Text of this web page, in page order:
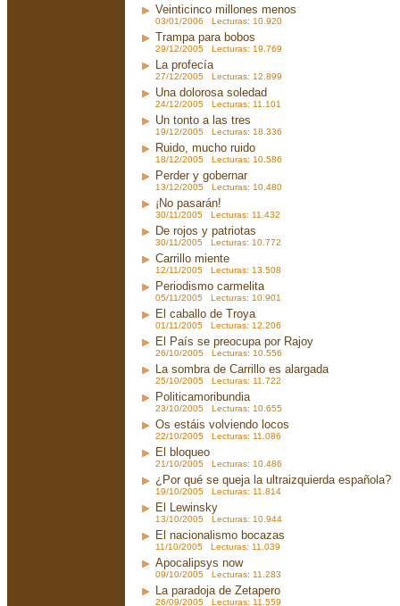
Veinticinco millones menos
03/01/2006 Lecturas: 10.920
Trampa para bobos
29/12/2005 Lecturas: 19.769
La profecía
27/12/2005 Lecturas: 12.899
Una dolorosa soledad
24/12/2005 Lecturas: 11.101
Un tonto a las tres
19/12/2005 Lecturas: 18.336
Ruido, mucho ruido
18/12/2005 Lecturas: 10.586
Perder y gobernar
13/12/2005 Lecturas: 10.480
¡No pasarán!
30/11/2005 Lecturas: 11.432
De rojos y patriotas
30/11/2005 Lecturas: 10.772
Carrillo miente
12/11/2005 Lecturas: 13.508
Periodismo carmelita
05/11/2005 Lecturas: 10.901
El caballo de Troya
01/11/2005 Lecturas: 12.206
El País se preocupa por Rajoy
26/10/2005 Lecturas: 10.556
La sombra de Carrillo es alargada
25/10/2005 Lecturas: 11.722
Politicamoribundia
23/10/2005 Lecturas: 10.655
Os estáis volviendo locos
22/10/2005 Lecturas: 11.086
El bloqueo
21/10/2005 Lecturas: 10.486
¿Por qué se queja la ultraizquierda española?
19/10/2005 Lecturas: 11.814
El Lewinsky
13/10/2005 Lecturas: 10.944
El nacionalismo bocazas
11/10/2005 Lecturas: 11.039
Apocalipsys now
09/10/2005 Lecturas: 11.283
La paradoja de Zetapero
26/09/2005 Lecturas: 11.559